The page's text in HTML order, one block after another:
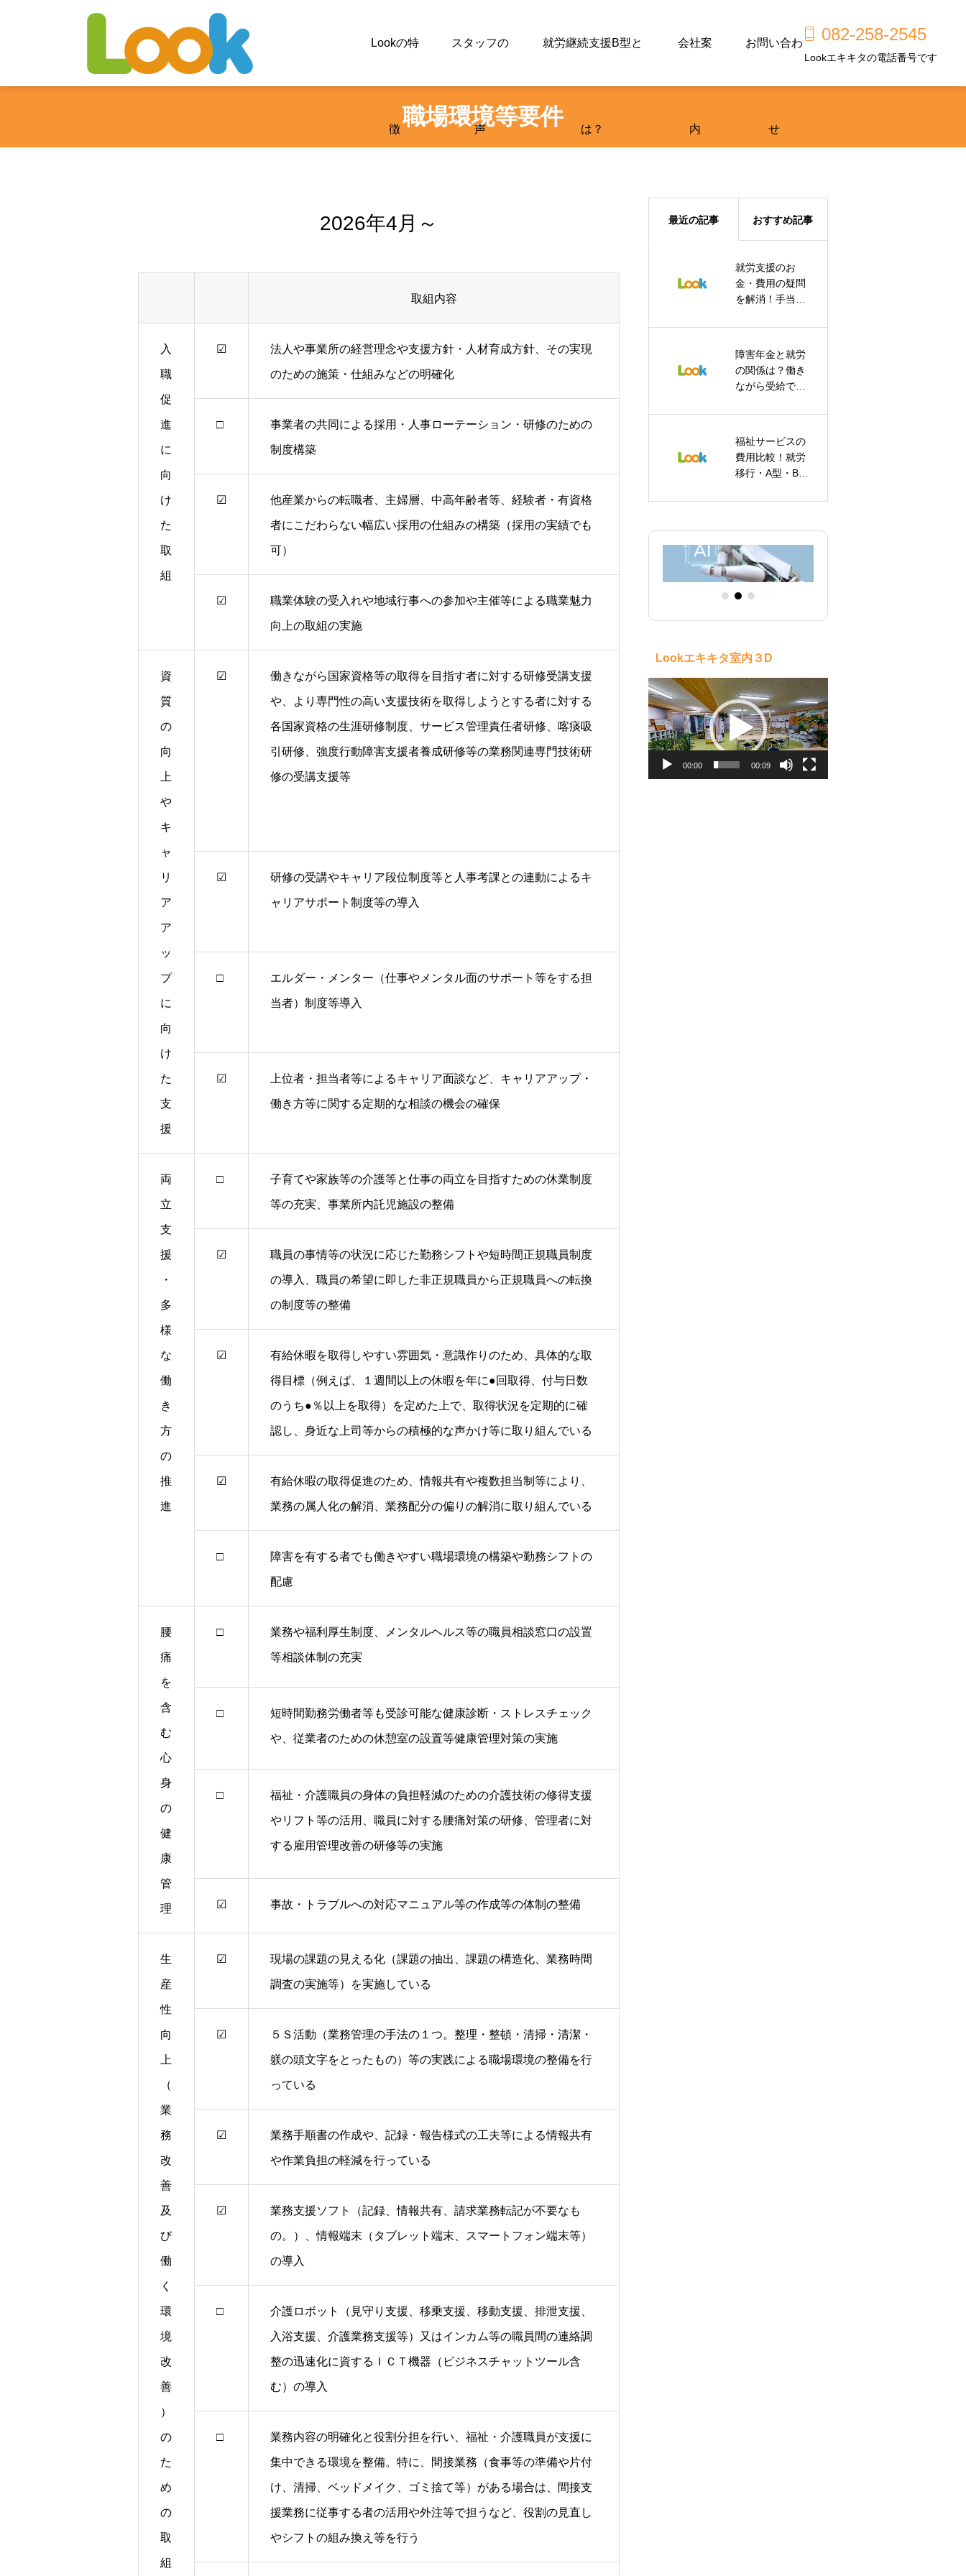
Lookの特
徴
スタッフの
声
就労継続支援B型と
は？
会社案
内
お問い合わ
せ
082-258-2545
Lookエキキタの電話番号です
職場環境等要件
2026年4月～
取組内容
入
職
促
進
に
向
け
た
取
組
☑ 法人や事業所の経営理念や支援方針・人材育成方針、その実現
のための施策・仕組みなどの明確化
□ 事業者の共同による採用・人事ローテーション・研修のための
制度構築
☑ 他産業からの転職者、主婦層、中高年齢者等、経験者・有資格
者にこだわらない幅広い採用の仕組みの構築（採用の実績でも
可）
☑ 職業体験の受入れや地域行事への参加や主催等による職業魅力
向上の取組の実施
資
質
の
向
上
や
キ
ャ
リ
ア
ア
ッ
プ
に
向
け
た
支
援
☑ 働きながら国家資格等の取得を目指す者に対する研修受講支援
や、より専門性の高い支援技術を取得しようとする者に対する
各国家資格の生涯研修制度、サービス管理責任者研修、喀痰吸
引研修、強度行動障害支援者養成研修等の業務関連専門技術研
修の受講支援等
☑ 研修の受講やキャリア段位制度等と人事考課との連動によるキ
ャリアサポート制度等の導入
□ エルダー・メンター（仕事やメンタル面のサポート等をする担
当者）制度等導入
☑ 上位者・担当者等によるキャリア面談など、キャリアアップ・
働き方等に関する定期的な相談の機会の確保
両
立
支
援
・
多
様
な
働
き
方
の
推
進
□ 子育てや家族等の介護等と仕事の両立を目指すための休業制度
等の充実、事業所内託児施設の整備
☑ 職員の事情等の状況に応じた勤務シフトや短時間正規職員制度
の導入、職員の希望に即した非正規職員から正規職員への転換
の制度等の整備
☑ 有給休暇を取得しやすい雰囲気・意識作りのため、具体的な取
得目標（例えば、１週間以上の休暇を年に●回取得、付与日数
のうち●％以上を取得）を定めた上で、取得状況を定期的に確
認し、身近な上司等からの積極的な声かけ等に取り組んでいる
☑ 有給休暇の取得促進のため、情報共有や複数担当制等により、
業務の属人化の解消、業務配分の偏りの解消に取り組んでいる
□ 障害を有する者でも働きやすい職場環境の構築や勤務シフトの
配慮
腰
痛
を
含
む
心
身
の
健
康
管
理
□ 業務や福利厚生制度、メンタルヘルス等の職員相談窓口の設置
等相談体制の充実
□ 短時間勤務労働者等も受診可能な健康診断・ストレスチェック
や、従業者のための休憩室の設置等健康管理対策の実施
□ 福祉・介護職員の身体の負担軽減のための介護技術の修得支援
やリフト等の活用、職員に対する腰痛対策の研修、管理者に対
する雇用管理改善の研修等の実施
☑ 事故・トラブルへの対応マニュアル等の作成等の体制の整備
生
産
性
向
上
（
業
務
改
善
及
び
働
く
環
境
改
善
）
の
た
め
の
取
組
☑ 現場の課題の見える化（課題の抽出、課題の構造化、業務時間
調査の実施等）を実施している
☑ ５Ｓ活動（業務管理の手法の１つ。整理・整頓・清掃・清潔・
躾の頭文字をとったもの）等の実践による職場環境の整備を行
っている
☑ 業務手順書の作成や、記録・報告様式の工夫等による情報共有
や作業負担の軽減を行っている
☑ 業務支援ソフト（記録、情報共有、請求業務転記が不要なも
の。）、情報端末（タブレット端末、スマートフォン端末等）
の導入
□ 介護ロボット（見守り支援、移乗支援、移動支援、排泄支援、
入浴支援、介護業務支援等）又はインカム等の職員間の連絡調
整の迅速化に資するＩＣＴ機器（ビジネスチャットツール含
む）の導入
□ 業務内容の明確化と役割分担を行い、福祉・介護職員が支援に
集中できる環境を整備。特に、間接業務（食事等の準備や片付
け、清掃、ベッドメイク、ゴミ捨て等）がある場合は、間接支
援業務に従事する者の活用や外注等で担うなど、役割の見直し
やシフトの組み換え等を行う
最近の記事 おすすめ記事
就労支援のお
金・費用の疑問
を解消！手当や
解説
障害年金と就労
の関係は？働き
ながら受給でき
福祉サービスの
費用比較！就労
移行・A型・B型
説
広島市東区で工
賃が高い就労継
続支援B型を探し
Lookエキキタで
選べる多彩な作
業内容
浴衣姿のわんち
ゃん
夏のはじまり
InstagramやWEB画像編集
AIを使ったHP編集
管理物件清掃
Lookエキキタ室内３D
動
画
プ
レ
ー
ヤ
ー
00:00 00:09